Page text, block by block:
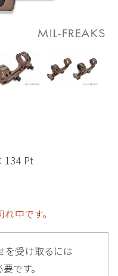
134 Pt
中です。
を受け取るには
です。